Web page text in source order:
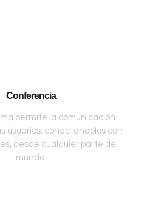
Conferencia
permite la comunicación
usuarios, conectándolos con
desde cualquier parte del
mundo.